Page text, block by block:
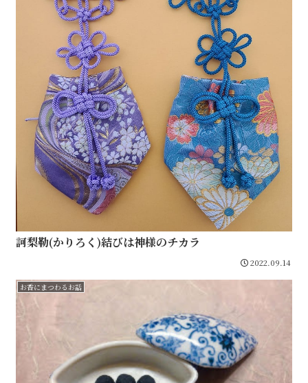
訶梨勒(かりろく)結びは神様のチカラ
2022.09.14
お香にまつわるお話